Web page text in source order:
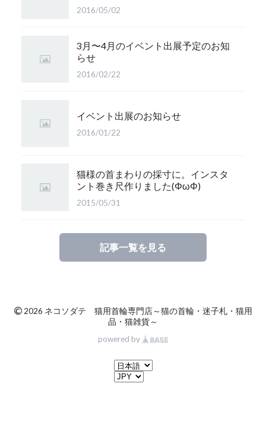
2016/05/02
3月〜4月のイベント出展予定のお知
らせ
2016/02/22
イベント出展のお知らせ
2016/01/22
猫様の首まわりの採寸に。インスタ
ント巻き尺作りました(ΦωΦ)
2015/05/31
記事一覧を見る
© 2026 ネコソダテ 猫用首輪専門店～猫の首輪・迷子札・猫用
品・猫雑貨～
powered by